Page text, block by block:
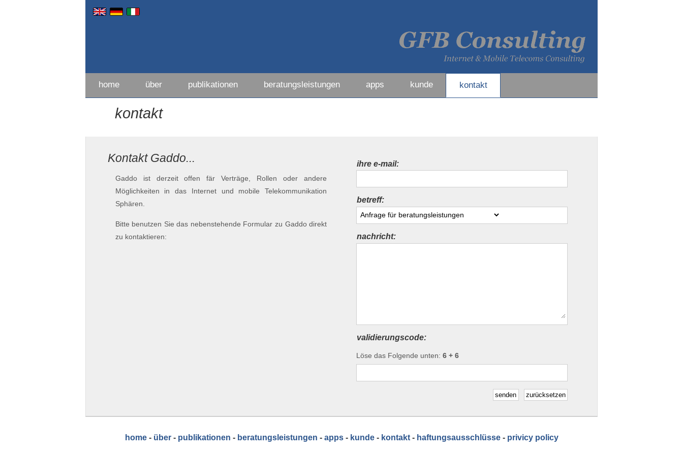
home über publikationen beratungsleistungen apps kunde kontakt
kontakt
Kontakt Gaddo...
Gaddo ist derzeit offen fär Verträge, Rollen oder andere
Möglichkeiten in das Internet und mobile Telekommunikation
Sphären.
Bitte benutzen Sie das nebenstehende Formular zu Gaddo direkt
zu kontaktieren:
ihre e-mail:
betreff:
nachricht:
validierungscode:
Löse das Folgende unten: 6 + 6
senden zurücksetzen
home- über- publikationen - beratungsleistungen - apps- kunde- kontakt- haftungsausschlüsse- privicy policy